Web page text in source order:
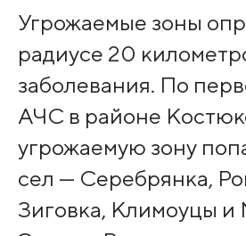
Угрожаемые зоны
радиусе 20
заболевания. По
АЧС в районе
угрожаемую зону
сел — Серебрянка,
Зиговка, Климоуцы